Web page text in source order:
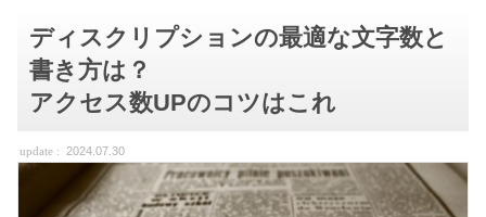
ディスクリプションの最適な文字数と
書き方は？
アクセス数UPのコツはこれ
2024.07.30